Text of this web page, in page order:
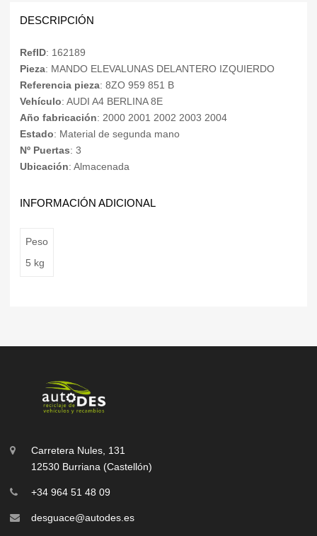
DESCRIPCIÓN
RefID: 162189
Pieza: MANDO ELEVALUNAS DELANTERO IZQUIERDO
Referencia pieza: 8ZO 959 851 B
Vehículo: AUDI A4 BERLINA 8E
Año fabricación: 2000 2001 2002 2003 2004
Estado: Material de segunda mano
Nº Puertas: 3
Ubicación: Almacenada
INFORMACIÓN ADICIONAL
Peso
5 kg
Carretera Nules, 131
12530 Burriana (Castellón)
+34 964 51 48 09
desguace@autodes.es